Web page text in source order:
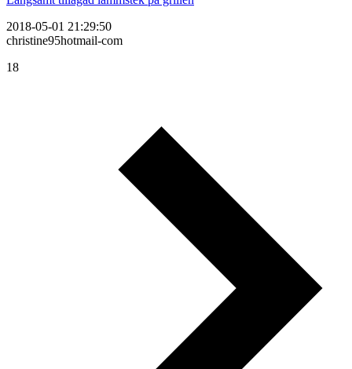
2018-05-01 21:29:50
christine95hotmail-com
18